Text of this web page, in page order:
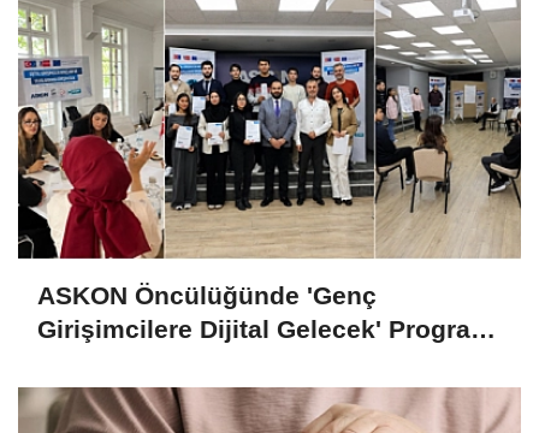
ASKON Öncülüğünde 'Genç
Girişimcilere Dijital Gelecek' Programı